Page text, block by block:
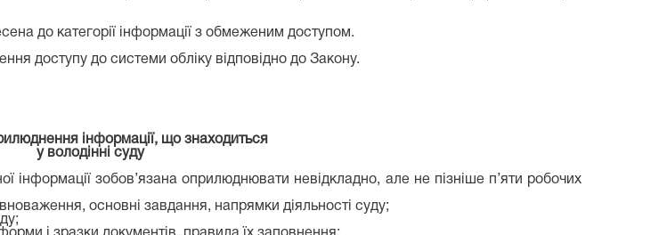
до категорії інформації з обмеженим доступом.
доступу до системи обліку відповідно до Закону.
інформації, що знаходиться
у володінні суду
інформації зобов’язана оприлюднювати невідкладно, але не пізніше п’яти робочих
основні завдання, напрямки діяльності суду;